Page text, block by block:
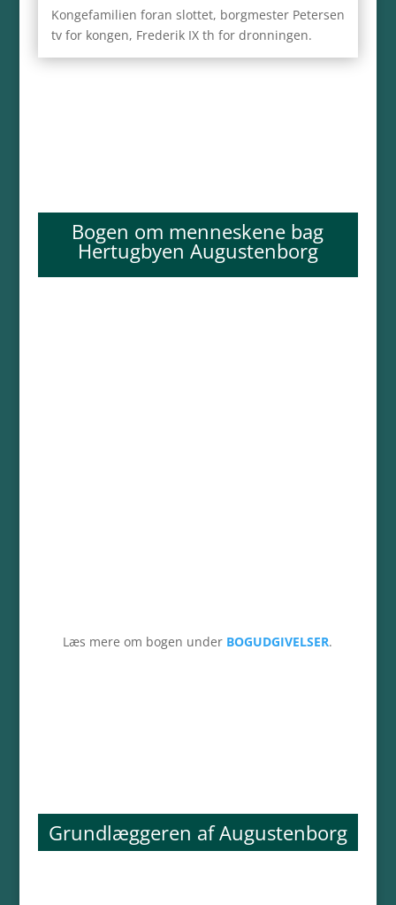
Kongefamilien foran slottet, borgmester Petersen
tv for kongen, Frederik IX th for dronningen.
Bogen om menneskene bag
Hertugbyen Augustenborg
Læs mere om bogen under BOGUDGIVELSER.
Grundlæggeren af Augustenborg